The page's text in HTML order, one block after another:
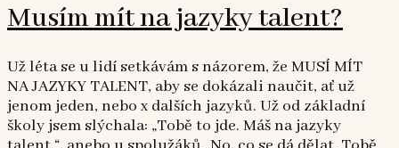
Musím mít na jazyky talent?
Už léta se u lidí setkávám s názorem, že MUSÍ MÍT
NA JAZYKY TALENT, aby se dokázali naučit, ať už
jenom jeden, nebo x dalších jazyků. Už od základní
školy jsem slýchala: „Tobě to jde. Máš na jazyky